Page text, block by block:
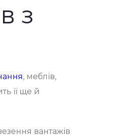
з
, меблів,
її ще й
вантажів